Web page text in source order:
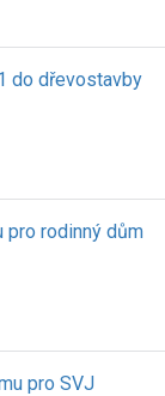
do dřevostavby
pro rodinný dům
pro SVJ